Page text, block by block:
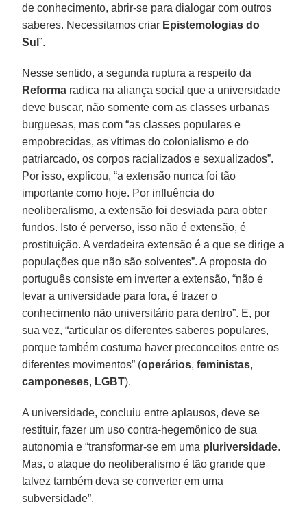
de conhecimento, abrir-se para dialogar com outros
saberes. Necessitamos criar Epistemologias do
Sul”.
Nesse sentido, a segunda ruptura a respeito da
Reforma radica na aliança social que a universidade
deve buscar, não somente com as classes urbanas
burguesas, mas com “as classes populares e
empobrecidas, as vítimas do colonialismo e do
patriarcado, os corpos racializados e sexualizados”.
Por isso, explicou, “a extensão nunca foi tão
importante como hoje. Por influência do
neoliberalismo, a extensão foi desviada para obter
fundos. Isto é perverso, isso não é extensão, é
prostituição. A verdadeira extensão é a que se dirige a
populações que não são solventes”. A proposta do
português consiste em inverter a extensão, “não é
levar a universidade para fora, é trazer o
conhecimento não universitário para dentro”. E, por
sua vez, “articular os diferentes saberes populares,
porque também costuma haver preconceitos entre os
diferentes movimentos” (operários, feministas,
camponeses, LGBT).
A universidade, concluiu entre aplausos, deve se
restituir, fazer um uso contra-hegemônico de sua
autonomia e “transformar-se em uma pluriversidade.
Mas, o ataque do neoliberalismo é tão grande que
talvez também deva se converter em uma
subversidade”.